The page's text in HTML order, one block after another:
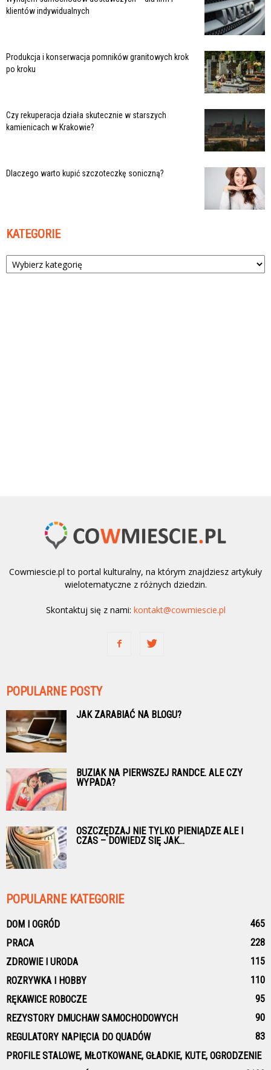
klientów indywidualnych
Produkcja i konserwacja pomników granitowych krok
po kroku
Czy rekuperacja działa skutecznie w starszych
kamienicach w Krakowie?
Dlaczego warto kupić szczoteczkę soniczną?
KATEGORIE
Kategorie
Cowmiescie.pl to portal kulturalny, na którym znajdziesz artykuły
wielotematyczne z różnych dziedzin.
Skontaktuj się z nami: kontakt@cowmiescie.pl
POPULARNE POSTY
JAK ZARABIAĆ NA BLOGU?
BUZIAK NA PIERWSZEJ RANDCE. ALE CZY
WYPADA?
OSZCZĘDZAJ NIE TYLKO PIENIĄDZE ALE I
CZAS – DOWIEDZ SIĘ JAK...
POPULARNE KATEGORIE
DOM I OGRÓD
465
PRACA
228
ZDROWIE I URODA
115
ROZRYWKA I HOBBY
110
RĘKAWICE ROBOCZE
95
REZYSTORY DMUCHAW SAMOCHODOWYCH
90
REGULATORY NAPIĘCIA DO QUADÓW
83
PROFILE STALOWE, MŁOTKOWANE, GŁADKIE, KUTE, OGRODZENIE